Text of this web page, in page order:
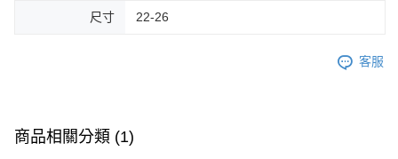
尺寸 22-26
客服
商品相關分類 (1)